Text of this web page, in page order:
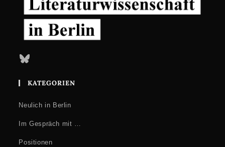
Bluesky
KATEGORIEN
Neulich in Berlin
Im Gespräch mit …
Positionen